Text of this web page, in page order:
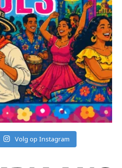
Volg op Instagram